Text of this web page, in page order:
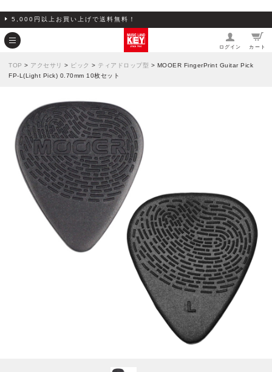
5,000円以上お買い上げで送料無料！
ログイン カート
TOP > アクセサリ > ピック > ティアドロップ型 > MOOER FingerPrint Guitar Pick
FP-L(Light Pick) 0.70mm 10枚セット